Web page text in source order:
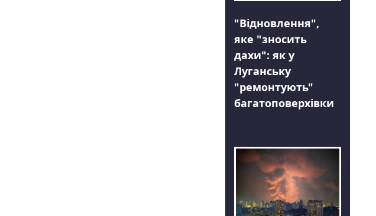
"Відновлення",
яке "зносить
дахи": як у
Луганську
"ремонтують"
багатоповерхівки